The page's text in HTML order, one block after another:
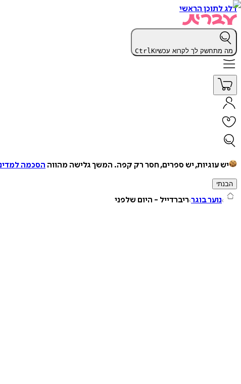
דלג לתוכן הראשי
מה מתחשק לך לקרוא עכשיו CtrlK
יש עוגיות, יש ספרים, חסר רק קפה. המשך גלישה מהווה הסכמה
הבנתי
נוער בוגר ריברדייל - היום שלפני